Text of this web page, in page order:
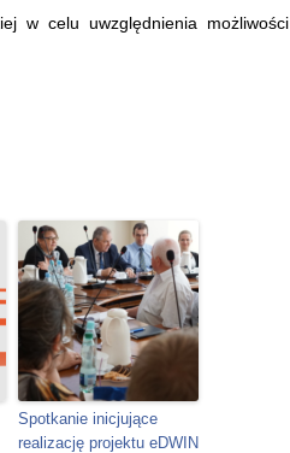
w celu uwzględnienia możliwości
Spotkanie inicjujące
realizację projektu eDWIN